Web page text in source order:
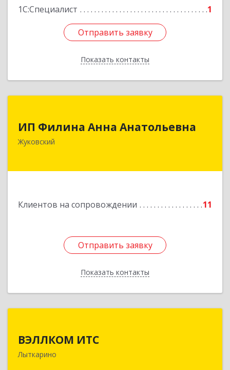
1С:Специалист
1
Отправить заявку
Показать контакты
Отправить заявку
Назад
ИП Филина Анна Анатольевна
Жуковский
Клиентов на сопровождении 11
Отправить заявку
Показать контакты
Подробнее
Отправить заявку
Назад
ВЭЛЛКОМ ИТС
Лыткарино
Лыткарино г, Первомайская ул, дом № 3/5,